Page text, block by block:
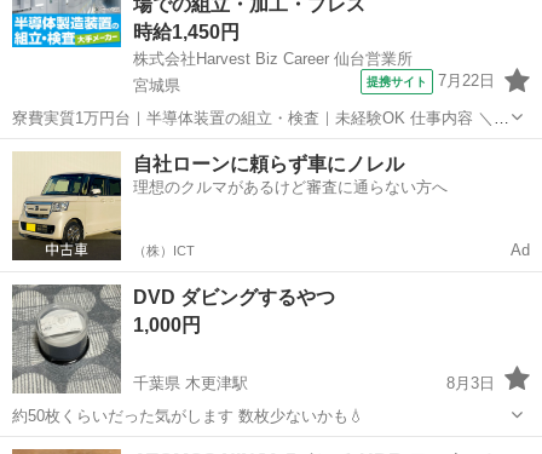
にお声掛けくださ...
ビデオテープ
時給1,450円
株式会社Harvest Biz Career 仙台営業所
宮城県
提携サイト 7月22日
寮費実質1万円台｜半導体装置の組立・検査｜未経験OK 仕事内容 ＼半
導体製造装置の組立・検査スタッフ／ 大手メーカー工場内で、半導体
をつくるための装置を組み立てる仕事です。 タブレットや図面を確認
しながら、ドライバ...
宮城 その他
自社ローンに頼らず車にノレル
理想のクルマがあるけど審査に通らない方へ
（株）ICT Ad
DVD ダビングするやつ
1,000円
千葉県 木更津駅
8月3日
約50枚くらいだった気がします 数枚少ないかも💧
千葉 木更津市 映像プレーヤー、レコーダー